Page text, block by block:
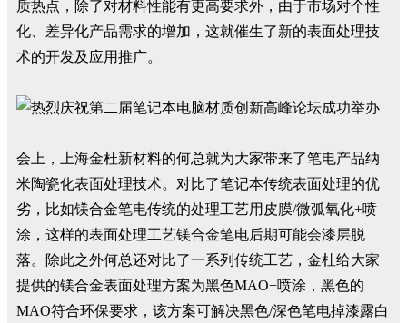
质热点，除了对材料性能有更高要求外，由于市场对个性
化、差异化产品需求的增加，这就催生了新的表面处理技
术的开发及应用推广。
会上，上海金杜新材料的何总就为大家带来了笔电产品纳
米陶瓷化表面处理技术。对比了笔记本传统表面处理的优
劣，比如镁合金笔电传统的处理工艺用皮膜/微弧氧化+喷
涂，这样的表面处理工艺镁合金笔电后期可能会漆层脱
落。除此之外何总还对比了一系列传统工艺，金杜给大家
提供的镁合金表面处理方案为黑色MAO+喷涂，黑色的
MAO符合环保要求，该方案可解决黑色/深色笔电掉漆露白